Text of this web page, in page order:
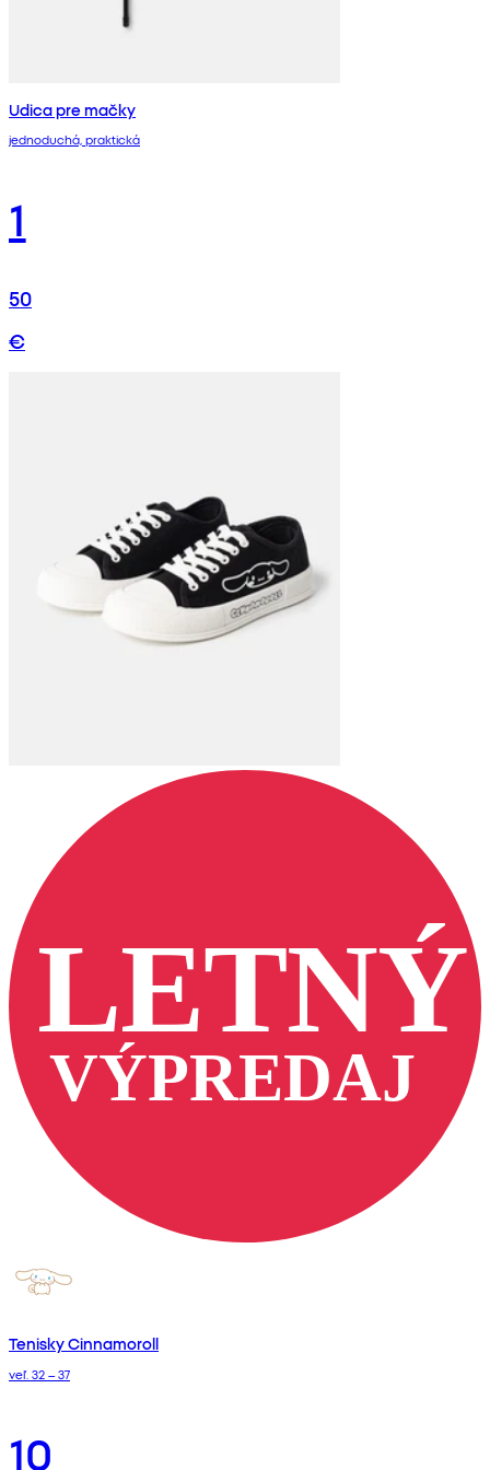
Udica pre mačky
jednoduchá, praktická
1
50
€
Tenisky Cinnamoroll
veľ. 32 – 37
10